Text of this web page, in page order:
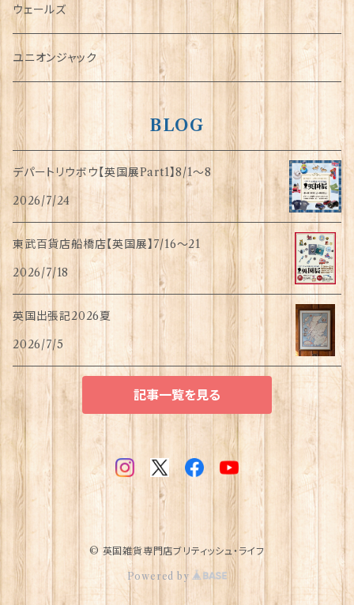
傘
指貫(シンブル)
ウェールズ
ユニオンジャック
BLOG
デパートリウボウ【英国展Part1】8/1〜8
2026/7/24
東武百貨店船橋店【英国展】7/16～21
2026/7/18
英国出張記2026夏
2026/7/5
記事一覧を見る
© 英国雑貨専門店ブリティッシュ・ライフ
Powered by